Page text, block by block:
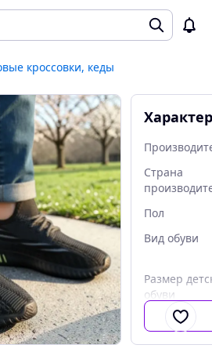
кроссовки, кеды
Страна
Пол
Вид обуви
Размер
обуви